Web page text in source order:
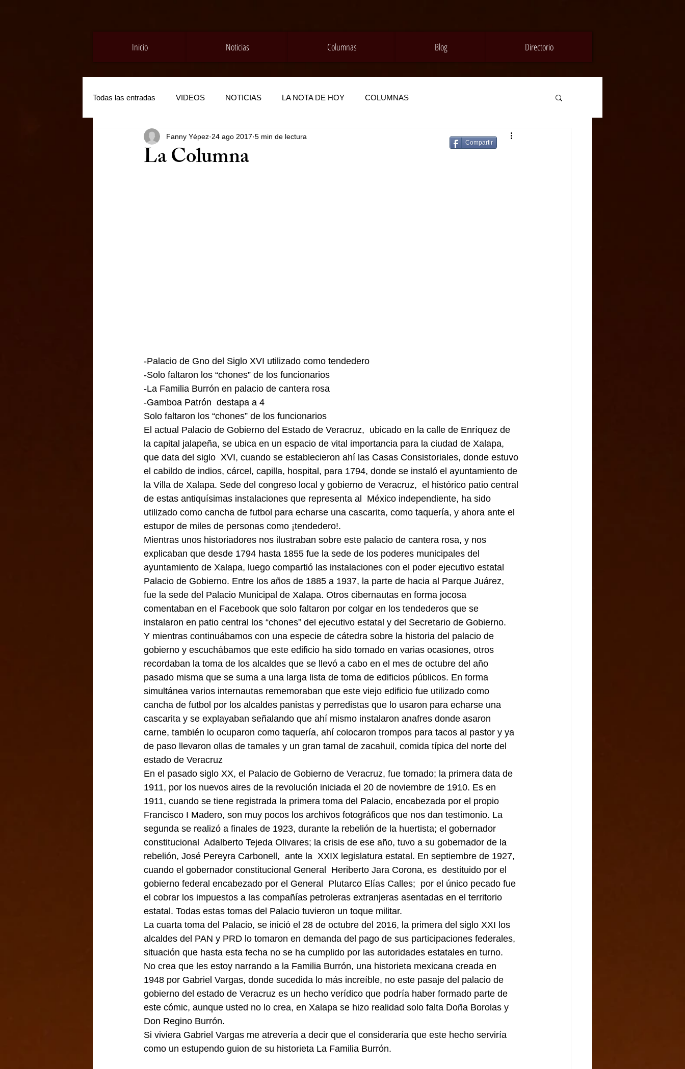
Inicio Noticias Columnas Blog Directorio
Todas las entradas VIDEOS NOTICIAS LA NOTA DE HOY COLUMNAS
La Columna
Fanny Yépez 24 ago 2017 5 min de lectura
-Palacio de Gno del Siglo XVI utilizado como tendedero
-Solo faltaron los “chones” de los funcionarios
-La Familia Burrón en palacio de cantera rosa
-Gamboa Patrón  destapa a 4
Solo faltaron los “chones” de los funcionarios
El actual Palacio de Gobierno del Estado de Veracruz,  ubicado en la calle de Enríquez de
la capital jalapeña, se ubica en un espacio de vital importancia para la ciudad de Xalapa,
que data del siglo  XVI, cuando se establecieron ahí las Casas Consistoriales, donde estuvo
el cabildo de indios, cárcel, capilla, hospital, para 1794, donde se instaló el ayuntamiento de
la Villa de Xalapa. Sede del congreso local y gobierno de Veracruz,  el histórico patio central
de estas antiquísimas instalaciones que representa al  México independiente, ha sido
utilizado como cancha de futbol para echarse una cascarita, como taquería, y ahora ante el
estupor de miles de personas como ¡tendedero!.
Mientras unos historiadores nos ilustraban sobre este palacio de cantera rosa, y nos
explicaban que desde 1794 hasta 1855 fue la sede de los poderes municipales del
ayuntamiento de Xalapa, luego compartió las instalaciones con el poder ejecutivo estatal
Palacio de Gobierno. Entre los años de 1885 a 1937, la parte de hacia al Parque Juárez,
fue la sede del Palacio Municipal de Xalapa. Otros cibernautas en forma jocosa
comentaban en el Facebook que solo faltaron por colgar en los tendederos que se
instalaron en patio central los “chones” del ejecutivo estatal y del Secretario de Gobierno.
Y mientras continuábamos con una especie de cátedra sobre la historia del palacio de
gobierno y escuchábamos que este edificio ha sido tomado en varias ocasiones, otros
recordaban la toma de los alcaldes que se llevó a cabo en el mes de octubre del año
pasado misma que se suma a una larga lista de toma de edificios públicos. En forma
simultánea varios internautas rememoraban que este viejo edificio fue utilizado como
cancha de futbol por los alcaldes panistas y perredistas que lo usaron para echarse una
cascarita y se explayaban señalando que ahí mismo instalaron anafres donde asaron
carne, también lo ocuparon como taquería, ahí colocaron trompos para tacos al pastor y ya
de paso llevaron ollas de tamales y un gran tamal de zacahuil, comida típica del norte del
estado de Veracruz
En el pasado siglo XX, el Palacio de Gobierno de Veracruz, fue tomado; la primera data de
1911, por los nuevos aires de la revolución iniciada el 20 de noviembre de 1910. Es en
1911, cuando se tiene registrada la primera toma del Palacio, encabezada por el propio
Francisco I Madero, son muy pocos los archivos fotográficos que nos dan testimonio. La
segunda se realizó a finales de 1923, durante la rebelión de la huertista; el gobernador
constitucional  Adalberto Tejeda Olivares; la crisis de ese año, tuvo a su gobernador de la
rebelión, José Pereyra Carbonell,  ante la  XXIX legislatura estatal. En septiembre de 1927,
cuando el gobernador constitucional General  Heriberto Jara Corona, es  destituido por el
gobierno federal encabezado por el General  Plutarco Elías Calles;  por el único pecado fue
el cobrar los impuestos a las compañías petroleras extranjeras asentadas en el territorio
estatal. Todas estas tomas del Palacio tuvieron un toque militar.
La cuarta toma del Palacio, se inició el 28 de octubre del 2016, la primera del siglo XXI los
alcaldes del PAN y PRD lo tomaron en demanda del pago de sus participaciones federales,
situación que hasta esta fecha no se ha cumplido por las autoridades estatales en turno.
No crea que les estoy narrando a la Familia Burrón, una historieta mexicana creada en
1948 por Gabriel Vargas, donde sucedida lo más increíble, no este pasaje del palacio de
gobierno del estado de Veracruz es un hecho verídico que podría haber formado parte de
este cómic, aunque usted no lo crea, en Xalapa se hizo realidad solo falta Doña Borolas y
Don Regino Burrón.
Si viviera Gabriel Vargas me atrevería a decir que el consideraría que este hecho serviría
como un estupendo guion de su historieta La Familia Burrón.
Compartir